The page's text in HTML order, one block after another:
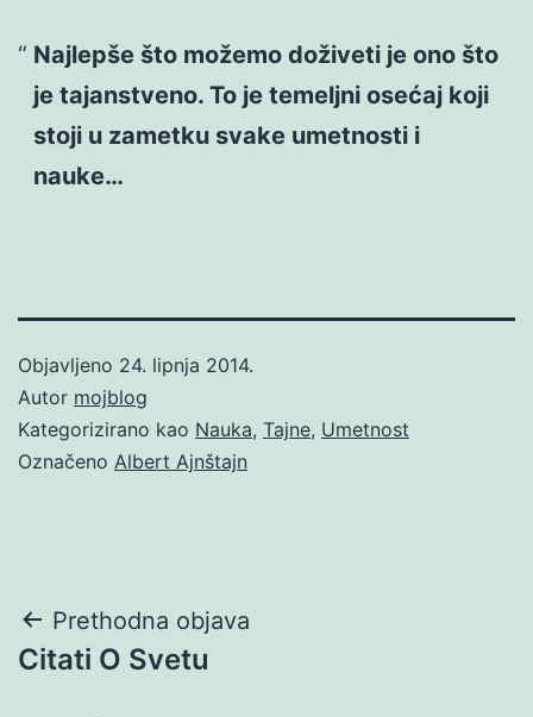
Najlepše što možemo doživeti je ono što
je tajanstveno. To je temeljni osećaj koji
stoji u zametku svake umetnosti i
nauke…
Objavljeno 24. lipnja 2014.
Autor mojblog
Kategorizirano kao Nauka, Tajne, Umetnost
Označeno Albert Ajnštajn
Navigacija
objava
Prethodna objava
Citati O Svetu